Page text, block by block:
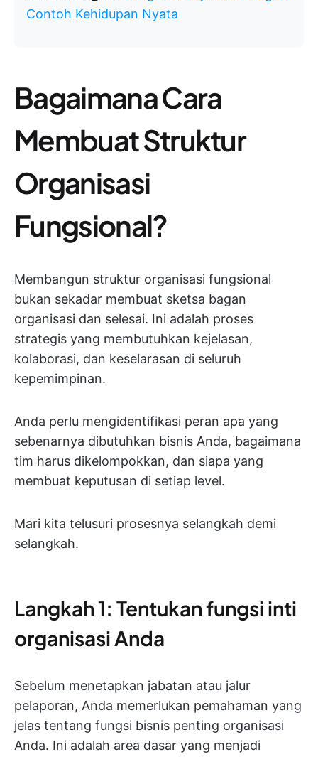
Contoh Kehidupan Nyata
Bagaimana Cara
Membuat Struktur
Organisasi
Fungsional?
Membangun struktur organisasi fungsional
bukan sekadar membuat sketsa bagan
organisasi dan selesai. Ini adalah proses
strategis yang membutuhkan kejelasan,
kolaborasi, dan keselarasan di seluruh
kepemimpinan.
Anda perlu mengidentifikasi peran apa yang
sebenarnya dibutuhkan bisnis Anda, bagaimana
tim harus dikelompokkan, dan siapa yang
membuat keputusan di setiap level.
Mari kita telusuri prosesnya selangkah demi
selangkah.
Langkah 1: Tentukan fungsi inti
organisasi Anda
Sebelum menetapkan jabatan atau jalur
pelaporan, Anda memerlukan pemahaman yang
jelas tentang fungsi bisnis penting organisasi
Anda. Ini adalah area dasar yang menjadi